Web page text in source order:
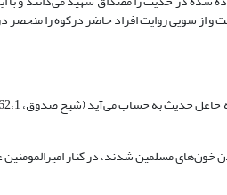
است و از سویی روایت افراد حاضر درکوه را